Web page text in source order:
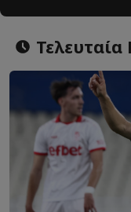
Τελευταία